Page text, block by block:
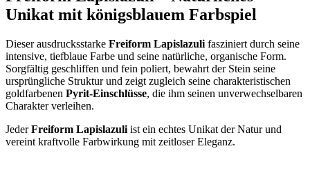
Unikat mit königsblauem Farbspiel
Dieser ausdrucksstarke Freiform Lapislazuli fasziniert durch seine
intensive, tiefblaue Farbe und seine natürliche, organische Form.
Sorgfältig geschliffen und fein poliert, bewahrt der Stein seine
ursprüngliche Struktur und zeigt zugleich seine charakteristischen
goldfarbenen Pyrit-Einschlüsse, die ihm seinen unverwechselbaren
Charakter verleihen.
JederFreiform Lapislazuli ist ein echtes Unikat der Natur und
vereint kraftvolle Farbwirkung mit zeitloser Eleganz.